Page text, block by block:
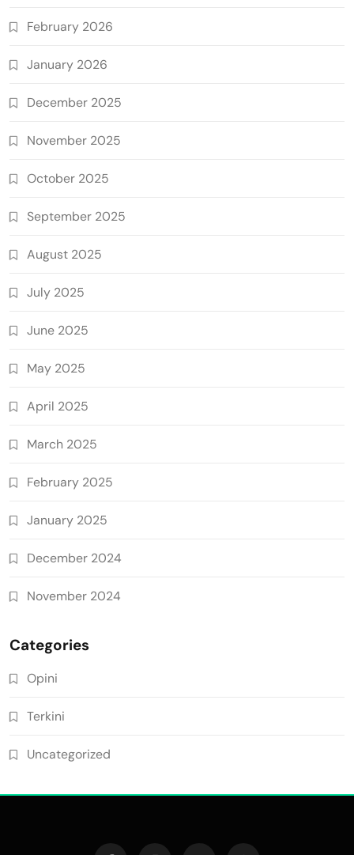
February 2026
January 2026
December 2025
November 2025
October 2025
September 2025
August 2025
July 2025
June 2025
May 2025
April 2025
March 2025
February 2025
January 2025
December 2024
November 2024
Categories
Opini
Terkini
Uncategorized